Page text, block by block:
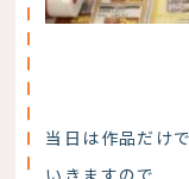
当日は作品だけ
いきますので